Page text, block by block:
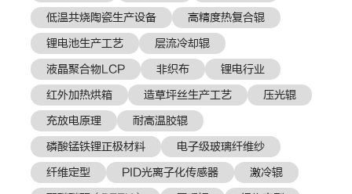
低温共烧陶瓷生产设备
高精度热复合辊
锂电池生产工艺
层流冷却辊
液晶聚合物LCP
非织布
锂电行业
红外加热烘箱
造草坪丝生产工艺
压光辊
充放电原理
耐高温胶辊
磷酸锰铁锂正极材料
电子级玻璃纤维纱
纤维定型
PID光离子化传感器
激冷辊